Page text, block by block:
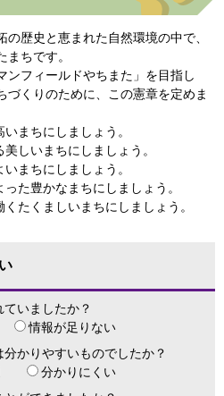
歴史と恵まれた自然環境の中で、
ちです。
フィールドやちまた」を目指し
づくりのために、この憲章を定めま
まちにしましょう。
しいまちにしましょう。
まちにしましょう。
た豊かなまちにしましょう。
たくましいまちにしましょう。
いましたか？
情報が足りない
かりやすいものでしたか？
分かりにくい